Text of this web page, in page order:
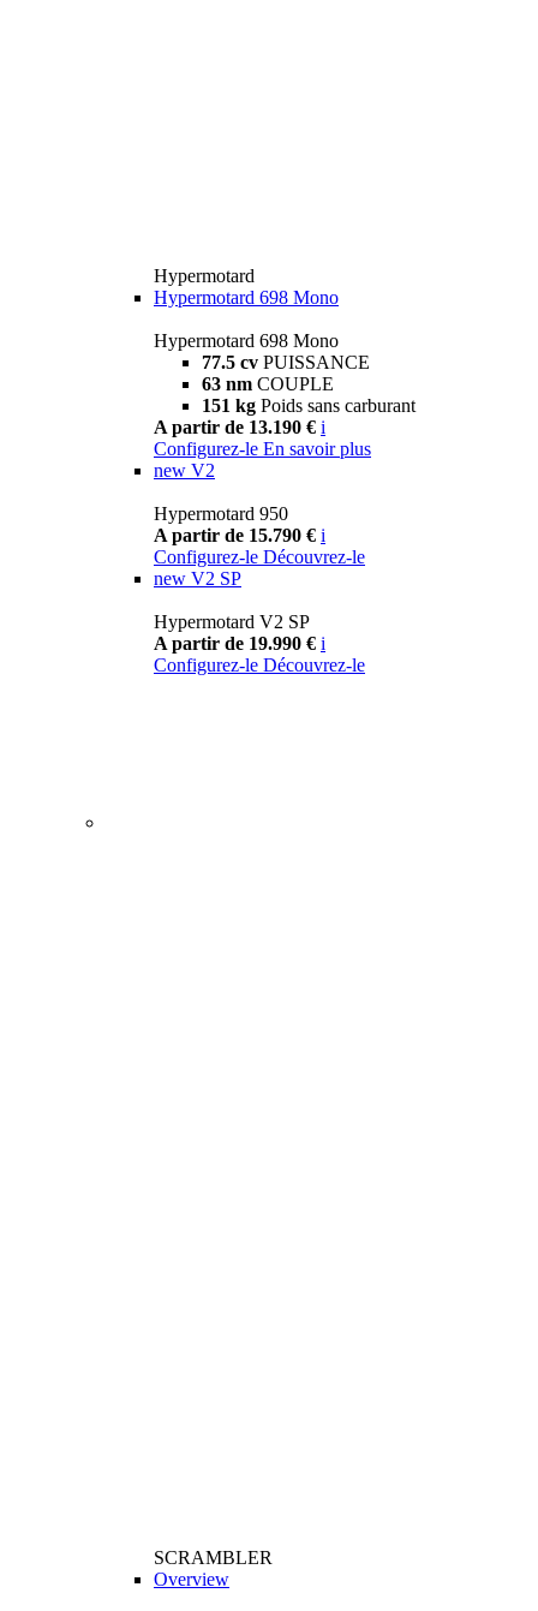
Hypermotard
Hypermotard 698 Mono
Hypermotard 698 Mono
77.5 cv PUISSANCE
63 nm COUPLE
151 kg Poids sans carburant
A partir de 13.190 € i
Configurez-le En savoir plus
new V2
Hypermotard 950
A partir de 15.790 € i
Configurez-le Découvrez-le
new V2 SP
Hypermotard V2 SP
A partir de 19.990 € i
Configurez-le Découvrez-le
SCRAMBLER
Overview